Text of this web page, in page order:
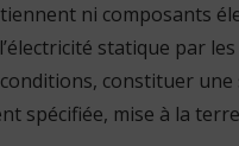
ni composants
statique par
constituer une
spécifiée, mise à la